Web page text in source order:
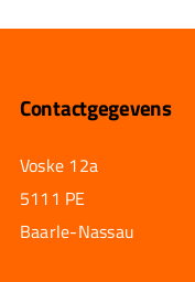
Contactgegevens
Voske 12a
5111 PE
Baarle-Nassau